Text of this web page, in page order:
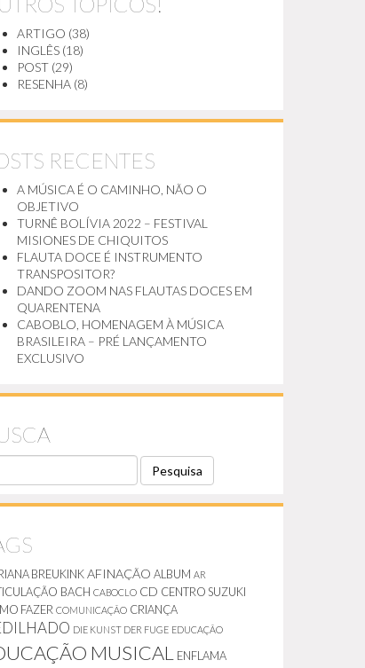
ARTIGO (38)
INGLÊS (18)
POST (29)
RESENHA (8)
RECENTES
A MÚSICA É O CAMINHO, NÃO O
OBJETIVO
TURNÊ BOLÍVIA 2022 – FESTIVAL
MISIONES DE CHIQUITOS
FLAUTA DOCE É INSTRUMENTO
TRANSPOSITOR?
DANDO ZOOM NAS FLAUTAS DOCES EM
QUARENTENA
CABOBLO, HOMENAGEM À MÚSICA
BRASILEIRA – PRÉ LANÇAMENTO
EXCLUSIVO
BREUKINKAFINAÇÃO ALBUM AR
BACH CABOCLO CD CENTRO SUZUKI
FAZER COMUNICAÇÃO CRIANÇA
DIE KUNST DER FUGE EDUCAÇÃO
MUSICAL
ENFLAMA